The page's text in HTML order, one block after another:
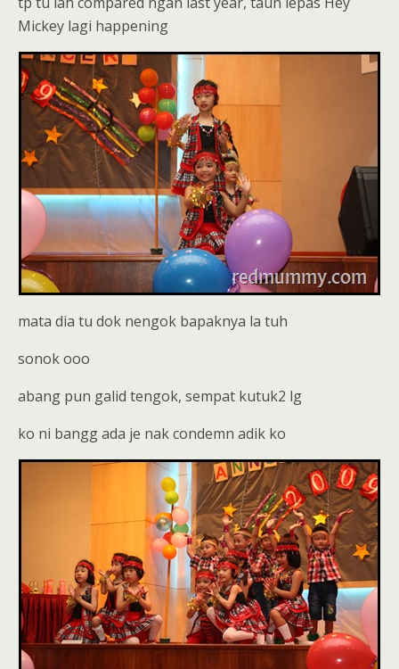
Mickey lagi happening
mata dia tu dok nengok bapaknya la tuh
sonok ooo
abang pun galid tengok, sempat kutuk2 lg
ko ni bangg ada je nak condemn adik ko